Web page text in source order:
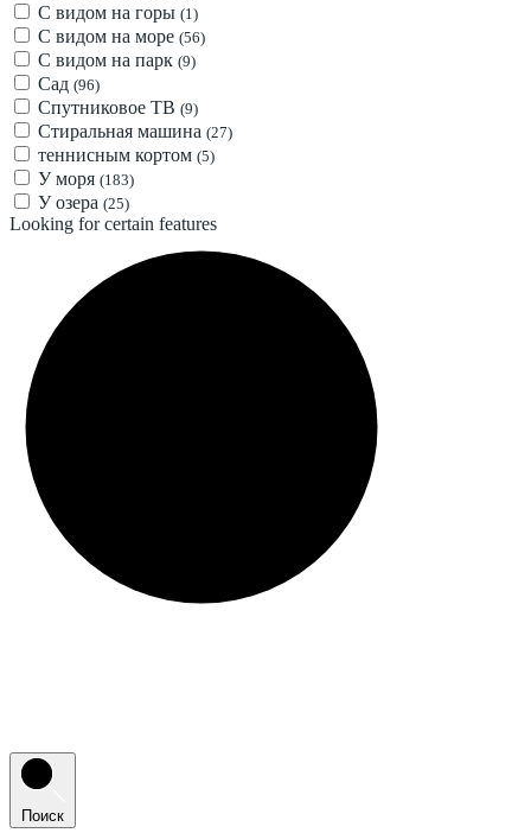
С видом на горы (1)
С видом на море (56)
С видом на парк (9)
Сад (96)
Спутниковое ТВ (9)
Стиральная машина (27)
теннисным кортом (5)
У моря (183)
У озера (25)
Looking for certain features
Поиск